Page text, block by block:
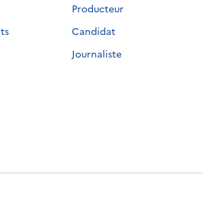
Producteur
Candidat
Journaliste